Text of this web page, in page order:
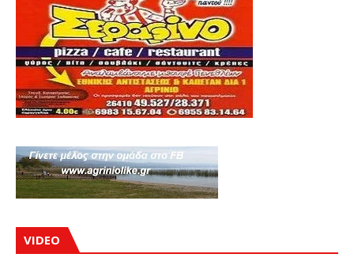
VIDEO